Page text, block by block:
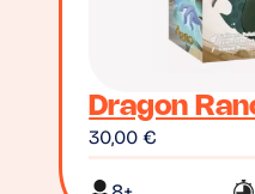
Dragon
30,00€